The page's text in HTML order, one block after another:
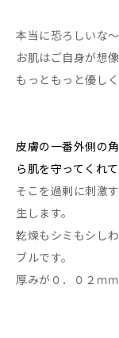
本当に恐ろしいな
お肌はご自身が想
もっともっと優し
皮膚の一番外側の
ら肌を守ってくれて
そこを過剰に刺激
生します。
乾燥もシミもシし
ブルです。
厚みが０．０２ｍ